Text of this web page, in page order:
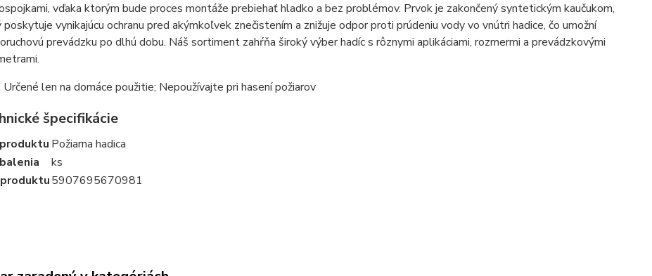
vďaka ktorým bude proces montáže prebiehať hladko a bez problémov. Prvok je zakončený syntetickým kaučukom,
vynikajúcu ochranu pred akýmkoľvek znečistením a znižuje odpor proti prúdeniu vody vo vnútri hadice, čo umožní
prevádzku po dlhú dobu. Náš sortiment zahŕňa široký výber hadíc s rôznymi aplikáciami, rozmermi a prevádzkovými
Určené len na domáce použitie; Nepoužívajte pri hasení požiarov
špecifikácie
Požiarna hadica
ks
5907695670981